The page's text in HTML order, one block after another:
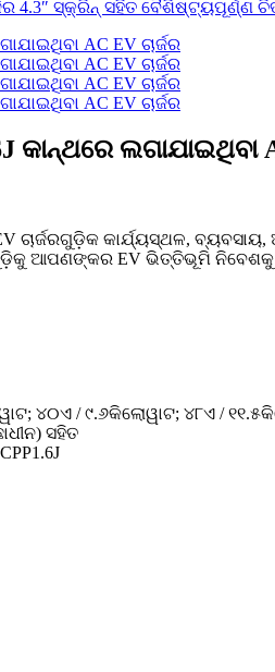
ଲଗାଯାଇଥିବା
ଚାର୍ଜରଗୁଡ଼ିକ କାର୍ଯ୍ୟସ୍ଥଳ,
ଆପଣଙ୍କର EV ଭିତ୍ତିଭୂମି ନିବେଶକୁ
୪୦ଏ / ୯.୬କିଲୋୱାଟ; ୪୮ଏ /
ସହିତ